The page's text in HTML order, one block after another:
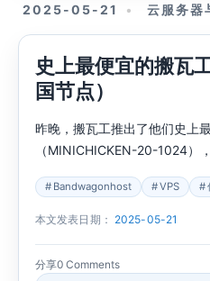
2025-05-21 云服务器
史上最便宜的搬瓦
国节点）
昨晚，搬瓦工推出了他们史上
（MINICHICKEN-20-1024）
Bandwagonhost VPS
本文发表日期： 2025-05-21
分享0 Comments